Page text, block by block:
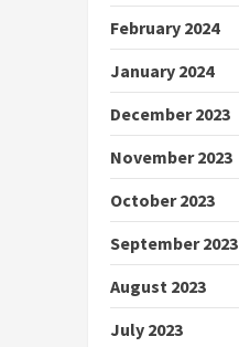
February 2024
January 2024
December 2023
November 2023
October 2023
September 2023
August 2023
July 2023